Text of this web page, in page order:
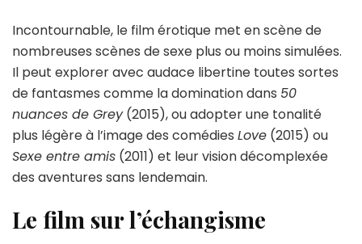
Incontournable, le film érotique met en scène de
nombreuses scènes de sexe plus ou moins simulées.
Il peut explorer avec audace libertine toutes sortes
de fantasmes comme la domination dans 50
nuances de Grey(2015), ou adopter une tonalité
plus légère à l’image des comédies Love (2015) ou
Sexe entre amis (2011) et leur vision décomplexée
des aventures sans lendemain.
Le film sur l’échangisme